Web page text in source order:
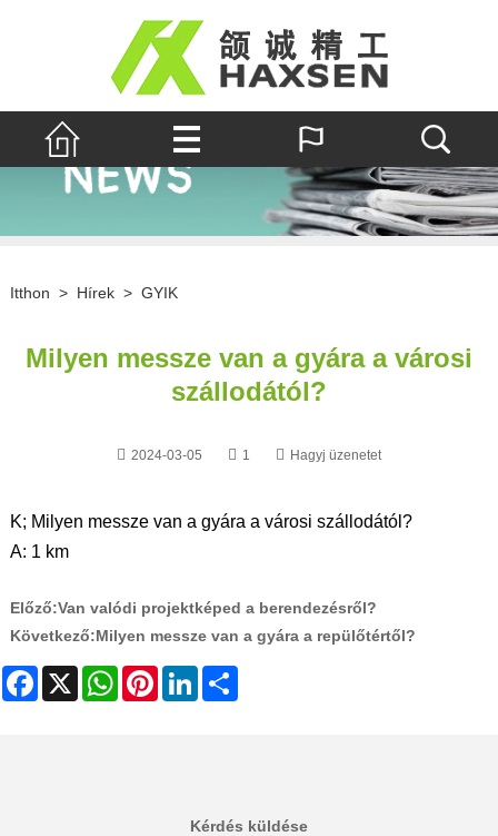
Itthon > Hírek > GYIK
Milyen messze van a gyára a városi
szállodától?
2024-03-05 1 Hagyj üzenetet
K; Milyen messze van a gyára a városi szállodától?
A: 1 km
Előző:Van valódi projektképed a berendezésről?
Következő:Milyen messze van a gyára a repülőtértől?
Facebook WhatsAppPinterestLinkedIn
Kérdés küldése